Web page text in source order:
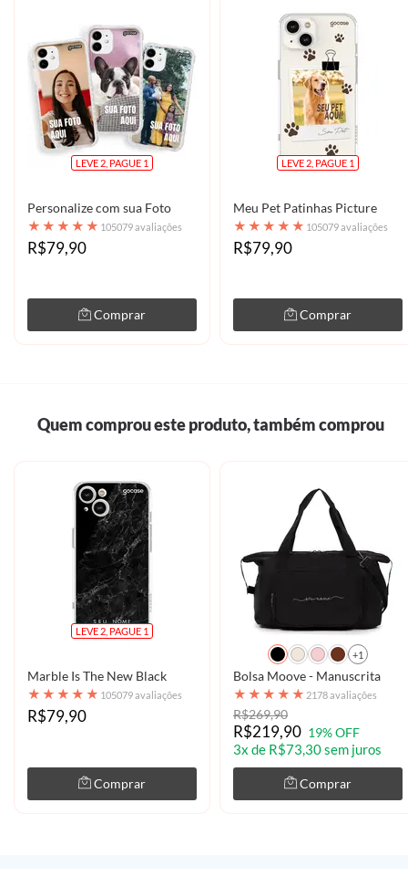
LEVE 2, PAGUE 1
Personalize com sua Foto
★ ★ ★ ★ ★ 105079 avaliações
R$79,90
Comprar
LEVE 2, PAGUE 1
Meu Pet Patinhas Picture
★ ★ ★ ★ ★ 105079 avaliações
R$79,90
Comprar
Quem comprou este produto, também comprou
LEVE 2, PAGUE 1
Marble Is The New Black
★ ★ ★ ★ ★ 105079 avaliações
R$79,90
Comprar
+1
Bolsa Moove - Manuscrita
★ ★ ★ ★ ★ 2178 avaliações
R$269,90
R$219,90 19% OFF
3x de R$73,30 sem juros
Comprar